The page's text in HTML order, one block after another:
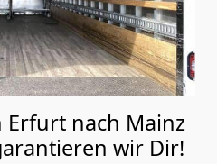
Erfurt nach Mainz
wir Dir!